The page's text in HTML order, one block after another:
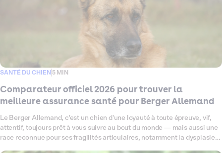
SANTÉ DU CHIEN 5 MIN
Comparateur officiel 2026 pour trouver la
meilleure assurance santé pour Berger Allemand
Le Berger Allemand, c'est un chien d'une loyauté à toute épreuve, vif,
attentif, toujours prêt à vous suivre au bout du monde — mais aussi une
race reconnue pour ses fragilités articulaires, notamment la dysplasie